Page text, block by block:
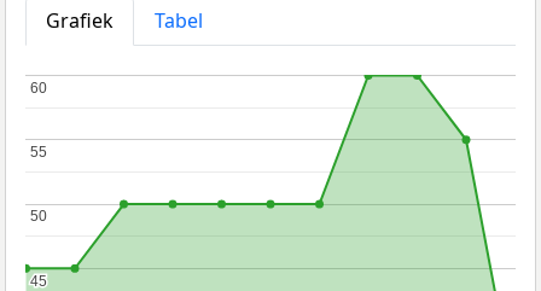
Grafiek
Tabel
45
45
50
50
55
55
60
60